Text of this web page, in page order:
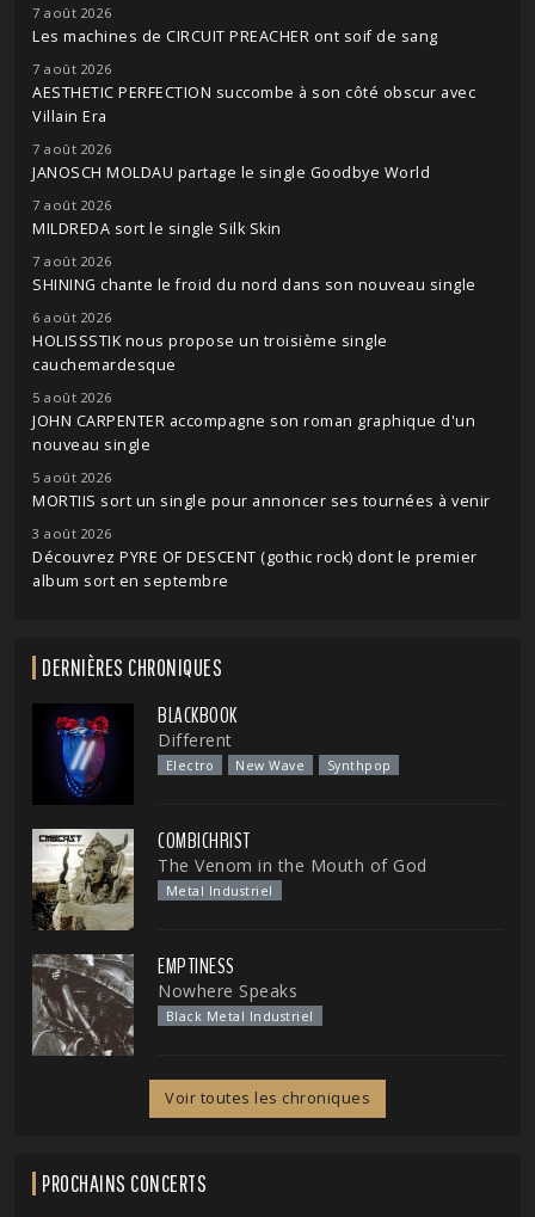
7 août 2026
Les machines de CIRCUIT PREACHER ont soif de sang
7 août 2026
AESTHETIC PERFECTION succombe à son côté obscur avec
Villain Era
7 août 2026
JANOSCH MOLDAU partage le single Goodbye World
7 août 2026
MILDREDA sort le single Silk Skin
7 août 2026
SHINING chante le froid du nord dans son nouveau single
6 août 2026
HOLISSSTIK nous propose un troisième single
cauchemardesque
5 août 2026
JOHN CARPENTER accompagne son roman graphique d'un
nouveau single
5 août 2026
MORTIIS sort un single pour annoncer ses tournées à venir
3 août 2026
Découvrez PYRE OF DESCENT (gothic rock) dont le premier
album sort en septembre
DERNIÈRES CHRONIQUES
BLACKBOOK
Different
Electro New Wave Synthpop
COMBICHRIST
The Venom in the Mouth of God
Metal Industriel
EMPTINESS
Nowhere Speaks
Black Metal Industriel
Voir toutes les chroniques
PROCHAINS CONCERTS